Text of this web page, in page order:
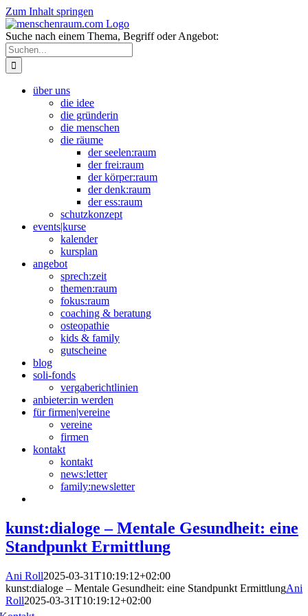
Zum Inhalt springen
Suche nach einem Thema, Begriff oder Angebot:
über uns
die idee
die gründerin
die menschen
die räume
der seelen:raum
der frei:raum
der körper:raum
der denk:raum
der ess:raum
schutzkonzept
events|kurse
kalender
kursplan
angebot
sprech:zeit
themen:raum
fokus:raum
coaching & beratung
osteopathie
kids & family
gutscheine
blog
soli-fonds
vergaberichtlinien
anbieter:in werden
für firmen|vereine
vereine
firmen
kontakt
kontakt
news:letter
family:newsletter
kunst:dialoge – Mentale Gesundheit: eine
Standpunkt Ermittlung
Ani Roll2025-03-31T10:19:12+02:00
kunst:dialoge – Mentale Gesundheit: eine Standpunkt ErmittlungAni
Roll2025-03-31T10:19:12+02:00